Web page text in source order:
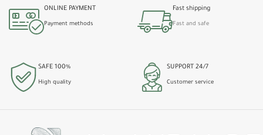
Fast shipping
Fast and safe
ONLINE PAYMENT
Payment methods
24/7 SUPPORT
Customer service
100% SAFE
High quality